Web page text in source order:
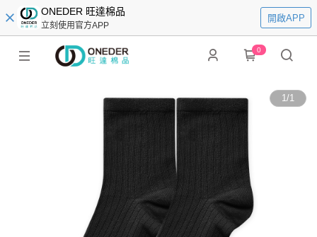
ONEDER 旺達棉品
立刻使用官方APP
開啟APP
0
1/1